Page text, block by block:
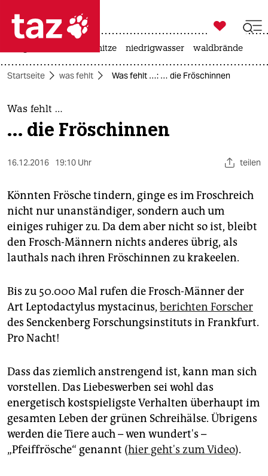
 taz zahl ich
taz zahl ich
themen
politik
öko
gesellschaft
kultur
sport
nord
wahrheit
verlag
veranstaltungen
shop
fragen & hilfe

taz zahl ich
hitze niedrigwasser waldbrände
Startseite was fehlt Was fehlt …: … die Fröschinnen
Was fehlt …
… die Fröschinnen
16.12.2016 19:10 Uhr teilen
Könnten Frösche tindern, ginge es im Froschreich
nicht nur unanständiger, sondern auch um
einiges ruhiger zu. Da dem aber nicht so ist, bleibt
den Frosch-Männern nichts anderes übrig, als
lauthals nach ihren Fröschinnen zu krakeelen.
Bis zu 50.000 Mal rufen die Frosch-Männer der
Art Leptodactylus mystacinus, berichten Forscher
des Senckenberg Forschungsinstituts in Frankfurt.
Pro Nacht!
Dass das ziemlich anstrengend ist, kann man sich
vorstellen. Das Liebeswerben sei wohl das
energetisch kostspieligste Verhalten überhaupt im
gesamten Leben der grünen Schreihälse. Übrigens
werden die Tiere auch – wen wundert's –
„Pfeiffrösche“ genannt (hier geht's zum Video).